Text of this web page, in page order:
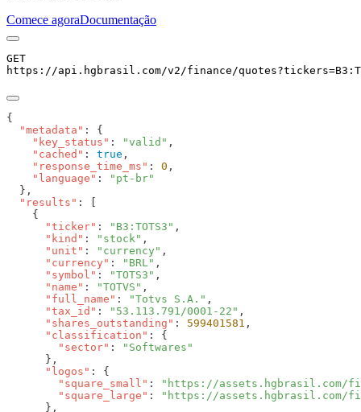
Comece agoraDocumentação
GET
https://api.hgbrasil.com/v2/finance/quotes?tickers=
  "metadata"
    "key_status"
: "valid"
    "cached"
: true
    "response_time_ms"
: 0
    "language"
:
  "results"
      "ticker"
: "B3:TOTS3"
      "kind"
: "stock"
      "unit"
: "currency"
      "currency"
: "BRL"
      "symbol"
: "TOTS3"
      "name"
: "TOTVS"
      "full_name"
: "Totvs S.A."
      "tax_id"
: "53.113.791/0001-22"
      "shares_outstanding"
: 599401581
      "classification"
        "sector"
:
      "logos"
        "square_small"
:
"https://assets.hgbrasil.com/
        "square_large"
: